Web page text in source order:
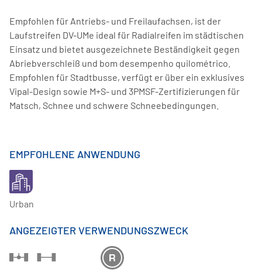
Empfohlen für Antriebs- und Freilaufachsen, ist der
Laufstreifen DV-UMe ideal für Radialreifen im städtischen
Einsatz und bietet ausgezeichnete Beständigkeit gegen
Abriebverschleiß und bom desempenho quilométrico.
Empfohlen für Stadtbusse, verfügt er über ein exklusives
Vipal-Design sowie M+S- und 3PMSF-Zertifizierungen für
Matsch, Schnee und schwere Schneebedingungen.
EMPFOHLENE ANWENDUNG
Urban
ANGEZEIGTER VERWENDUNGSZWECK